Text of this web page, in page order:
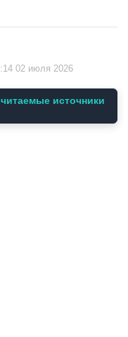
02 июля 2026
источники